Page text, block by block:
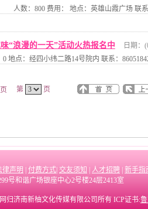
人数：800 费用： 地点：英雄山霞广场 联系
“浪漫的一天”活动火热报名中
日期：
地点：经四小纬二路14号院内 联系：
页 第 页
律声明 付费方式 交友须知 人才招聘 新手指
号和谐广场银座中心2号楼24层2413室
归济南新柚文化传媒有限公司所有 ICP证书: